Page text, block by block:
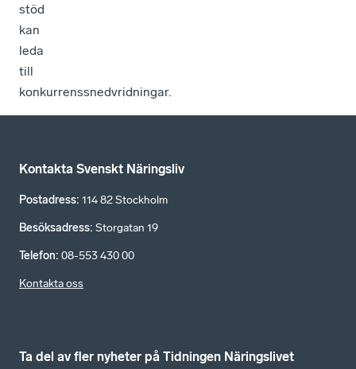
stöd
kan
leda
till
konkurrenssnedvridningar.
Kontakta Svenskt Näringsliv
Postadress: 114 82 Stockholm
Besöksadress: Storgatan 19
Telefon: 08-553 430 00
Kontakta oss
Ta del av fler nyheter på Tidningen Näringslivet